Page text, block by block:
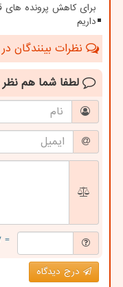
برای کاهش پرونده های
داریم
نظرات بینندگان
لطفا شما هم
= ۷ بعلاوه ۲
درج دیدگاه